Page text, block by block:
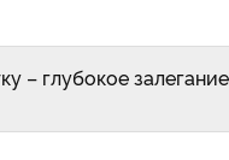
– глубокое